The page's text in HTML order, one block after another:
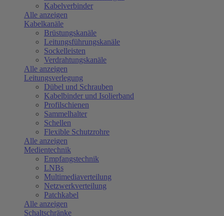
Kabelverbinder
Alle anzeigen
Kabelkanäle
Brüstungskanäle
Leitungsführungskanäle
Sockelleisten
Verdrahtungskanäle
Alle anzeigen
Leitungsverlegung
Dübel und Schrauben
Kabelbinder und Isolierband
Profilschienen
Sammelhalter
Schellen
Flexible Schutzrohre
Alle anzeigen
Medientechnik
Empfangstechnik
LNBs
Multimediaverteilung
Netzwerkverteilung
Patchkabel
Alle anzeigen
Schaltschränke